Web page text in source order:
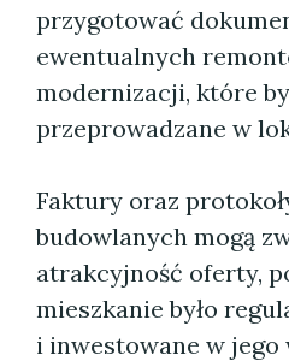
przygotować
ewentualnych
modernizacji, które
przeprowadzane w
Faktury oraz
budowlanych mogą
atrakcyjność oferty,
mieszkanie było
i inwestowane w jego